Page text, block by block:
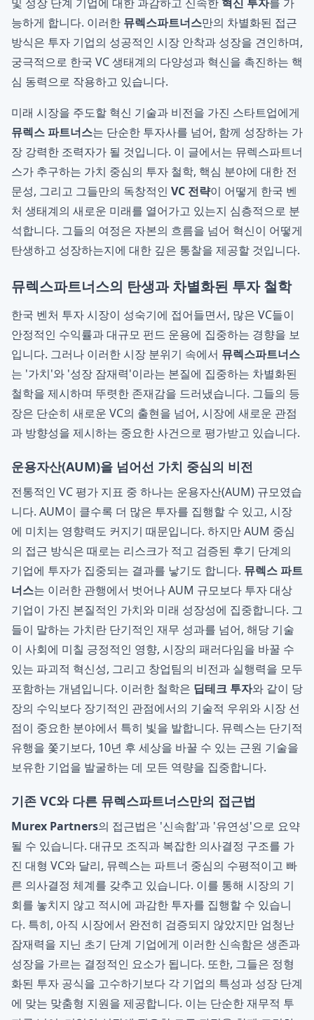
능하게 합니다. 이러한 뮤렉스파트너스만의 차별화된 접근
방식은 투자 기업의 성공적인 시장 안착과 성장을 견인하며,
궁극적으로 한국 VC 생태계의 다양성과 혁신을 촉진하는 핵
심 동력으로 작용하고 있습니다.
미래 시장을 주도할 혁신 기술과 비전을 가진 스타트업에게
뮤렉스 파트너스는 단순한 투자사를 넘어, 함께 성장하는 가
장 강력한 조력자가 될 것입니다. 이 글에서는 뮤렉스파트너
스가 추구하는 가치 중심의 투자 철학, 핵심 분야에 대한 전
문성, 그리고 그들만의 독창적인 VC 전략이 어떻게 한국 벤
처 생태계의 새로운 미래를 열어가고 있는지 심층적으로 분
석합니다. 그들의 여정은 자본의 흐름을 넘어 혁신이 어떻게
탄생하고 성장하는지에 대한 깊은 통찰을 제공할 것입니다.
뮤렉스파트너스의 탄생과 차별화된 투자 철학
한국 벤처 투자 시장이 성숙기에 접어들면서, 많은 VC들이
안정적인 수익률과 대규모 펀드 운용에 집중하는 경향을 보
입니다. 그러나 이러한 시장 분위기 속에서 뮤렉스파트너스
는 '가치'와 '성장 잠재력'이라는 본질에 집중하는 차별화된
철학을 제시하며 뚜렷한 존재감을 드러냈습니다. 그들의 등
장은 단순히 새로운 VC의 출현을 넘어, 시장에 새로운 관점
과 방향성을 제시하는 중요한 사건으로 평가받고 있습니다.
운용자산(AUM)을 넘어선 가치 중심의 비전
전통적인 VC 평가 지표 중 하나는 운용자산(AUM) 규모였습
니다. AUM이 클수록 더 많은 투자를 집행할 수 있고, 시장
에 미치는 영향력도 커지기 때문입니다. 하지만 AUM 중심
의 접근 방식은 때로는 리스크가 적고 검증된 후기 단계의
기업에 투자가 집중되는 결과를 낳기도 합니다. 뮤렉스 파트
너스는 이러한 관행에서 벗어나 AUM 규모보다 투자 대상
기업이 가진 본질적인 가치와 미래 성장성에 집중합니다. 그
들이 말하는 가치란 단기적인 재무 성과를 넘어, 해당 기술
이 사회에 미칠 긍정적인 영향, 시장의 패러다임을 바꿀 수
있는 파괴적 혁신성, 그리고 창업팀의 비전과 실행력을 모두
포함하는 개념입니다. 이러한 철학은 딥테크 투자와 같이 당
장의 수익보다 장기적인 관점에서의 기술적 우위와 시장 선
점이 중요한 분야에서 특히 빛을 발합니다. 뮤렉스는 단기적
유행을 쫓기보다, 10년 후 세상을 바꿀 수 있는 근원 기술을
보유한 기업을 발굴하는 데 모든 역량을 집중합니다.
기존 VC와 다른 뮤렉스파트너스만의 접근법
Murex Partners의 접근법은 '신속함'과 '유연성'으로 요약
될 수 있습니다. 대규모 조직과 복잡한 의사결정 구조를 가
진 대형 VC와 달리, 뮤렉스는 파트너 중심의 수평적이고 빠
른 의사결정 체계를 갖추고 있습니다. 이를 통해 시장의 기
회를 놓치지 않고 적시에 과감한 투자를 집행할 수 있습니
다. 특히, 아직 시장에서 완전히 검증되지 않았지만 엄청난
잠재력을 지닌 초기 단계 기업에게 이러한 신속함은 생존과
성장을 가르는 결정적인 요소가 됩니다. 또한, 그들은 정형
화된 투자 공식을 고수하기보다 각 기업의 특성과 성장 단계
에 맞는 맞춤형 지원을 제공합니다. 이는 단순한 재무적 투